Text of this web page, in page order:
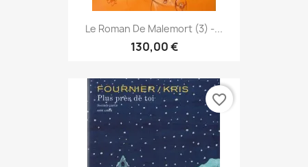
Le Roman De Malemort (3) -...
130,00 €
favorite_border